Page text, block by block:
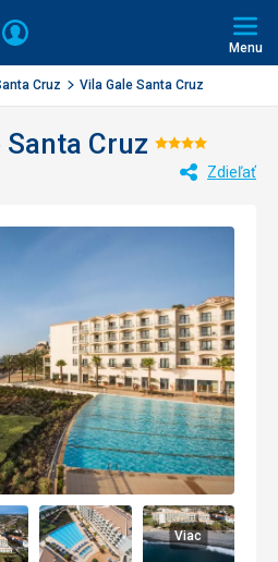
+421
Prihlásiť
Menu
Cruz Vila Gale Santa Cruz
Cruz
4/5
Zdieľať
Viac